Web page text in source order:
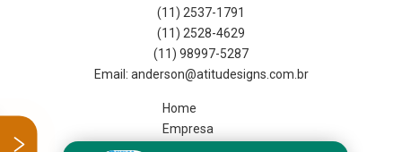
(11) 2537-1791
(11) 2528-4629
(11) 98997-5287
Home
Empresa